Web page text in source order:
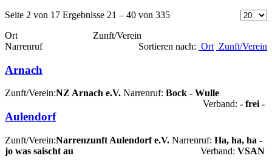
Seite 2 von 17 Ergebnisse 21 – 40 von 335
Ort Zunft/Verein
Narrenruf
Sortieren nach: Ort Zunft/Verein
Arnach
Zunft/Verein:NZ Arnach e.V. Narrenruf: Bock - Wulle
Verband: - frei -
Aulendorf
Zunft/Verein:Narrenzunft Aulendorf e.V. Narrenruf: Ha, ha, ha -
jo was saischt au
Verband: VSAN